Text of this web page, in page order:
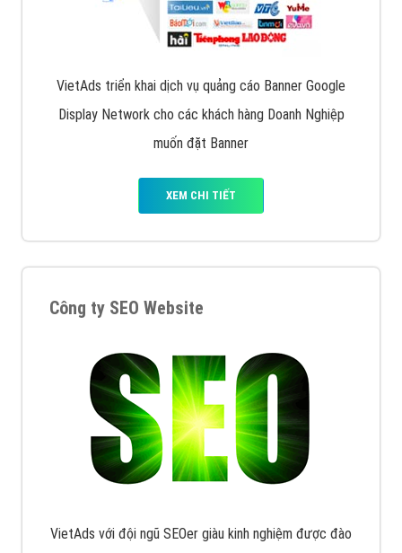
VietAds triển khai dịch vụ quảng cáo Banner Google
Display Network cho các khách hàng Doanh Nghiệp
muốn đặt Banner
XEM CHI TIẾT
Công ty SEO Website
VietAds với đội ngũ SEOer giàu kinh nghiệm được đào